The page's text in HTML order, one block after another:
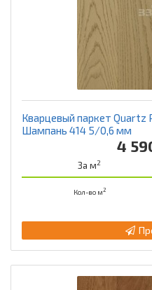
Кварцевый паркет Quartz
Шампань 414 5/0,6 мм
4
За м2
Кол-во м2